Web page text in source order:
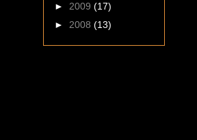
► 2009 (17)
► 2008 (13)